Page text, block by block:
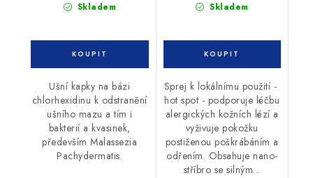
Skladem
Ušní kapky na bázi
chlorhexidinu k odstranění
ušního mazu a tím i
bakterií a kvasinek,
především Malassezia
Pachydermatis.
Skladem
Sprej k lokálnímu použití -
hot spot - podporuje léčbu
alergických kožních lézí a
vyživuje pokožku
postiženou poškrábáním a
odřením. Obsahuje nano-
stříbro se silným...